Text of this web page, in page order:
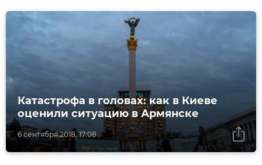
6 сентября 2018, 17:08
Катастрофа в головах: как в Киеве
оценили ситуацию в Армянске